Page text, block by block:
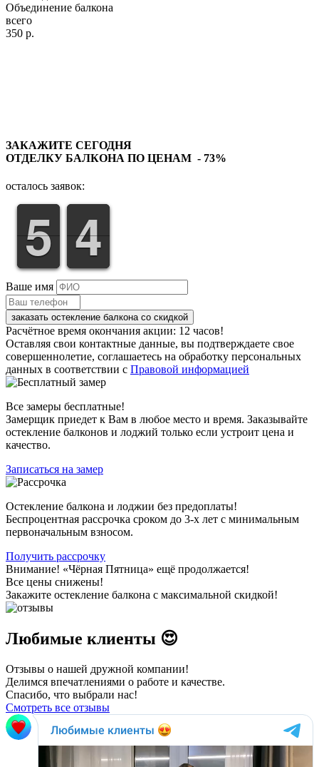
Объединение балкона
всего
350 р.
ЗАКАЖИТЕ СЕГОДНЯ
ОТДЕЛКУ БАЛКОНА ПО ЦЕНАМ - 73%
осталось заявок:
4
5
5 3
4
4
Ваше имя
заказать остекление балкона со скидкой
Расчётное время окончания акции: 12 часов!
Оставляя свои контактные данные, вы подтверждаете свое
совершеннолетие, соглашаетесь на обработку персональных
данных в соответствии с Правовой информацией
Все замеры бесплатные!
Замерщик приедет к Вам в любое место и время. Заказывайте
остекление балконов и лоджий только если устроит цена и
качество.
Записаться на замер
Остекление балкона и лоджии без предоплаты!
Беспроцентная рассрочка сроком до 3-х лет с минимальным
первоначальным взносом.
Получить рассрочку
Внимание! «Чёрная Пятница» ещё продолжается!
Все цены снижены!
Закажите остекление балкона с максимальной скидкой!
Любимые клиенты 😍
Отзывы о нашей дружной компании!
Делимся впечатлениями о работе и качестве.
Спасибо, что выбрали нас!
Смотреть все отзывы